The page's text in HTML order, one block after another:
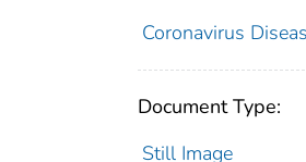
Coronavirus
Document Type:
Still Image